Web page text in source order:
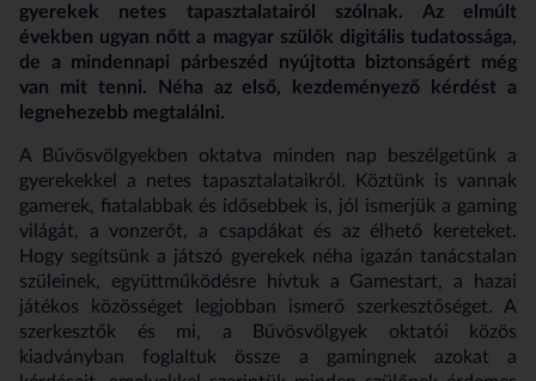
gyerekek netes tapasztalatairól szólnak. Az elmúlt
években ugyan nőtt a magyar szülők digitális tudatossága,
de a mindennapi párbeszéd nyújtotta biztonságért még
van mit tenni. Néha az első, kezdeményező kérdést a
legnehezebb megtalálni.
A Bűvösvölgyekben oktatva minden nap beszélgetünk a
gyerekekkel a netes tapasztalataikról. Köztünk is vannak
gamerek, fiatalabbak és idősebbek is, jól ismerjük a gaming
világát, a vonzerőt, a csapdákat és az élhető kereteket.
Hogy segítsünk a játszó gyerekek néha igazán tanácstalan
szüleinek, együttműködésre hívtuk a Gamestart, a hazai
játékos közösséget legjobban ismerő szerkesztőséget. A
szerkesztők és mi, a Bűvösvölgyek oktatói közös
kiadványban foglaltuk össze a gamingnek azokat a